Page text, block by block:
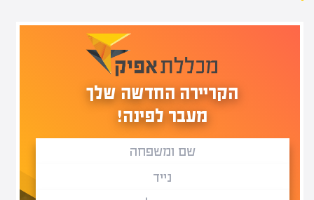
הקריירה החדשה שלך
מעבר לפינה!